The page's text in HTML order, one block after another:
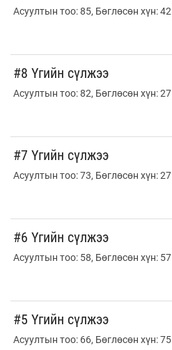
Асуултын тоо: 85, Бөглөсөн хүн: 42
#8 Үгийн сүлжээ
Асуултын тоо: 82, Бөглөсөн хүн: 27
#7 Үгийн сүлжээ
Асуултын тоо: 73, Бөглөсөн хүн: 27
#6 Үгийн сүлжээ
Асуултын тоо: 58, Бөглөсөн хүн: 57
#5 Үгийн сүлжээ
Асуултын тоо: 66, Бөглөсөн хүн: 75